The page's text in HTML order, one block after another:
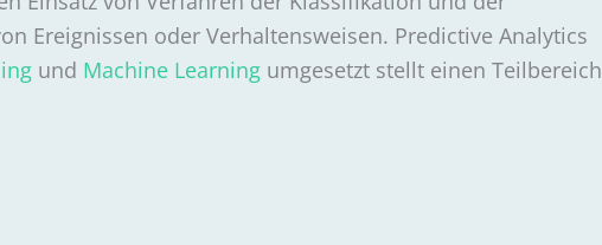
Ereignissen oder Verhaltensweisen. Predictive Analytics
und Machine Learning umgesetzt stellt einen Teilbereich